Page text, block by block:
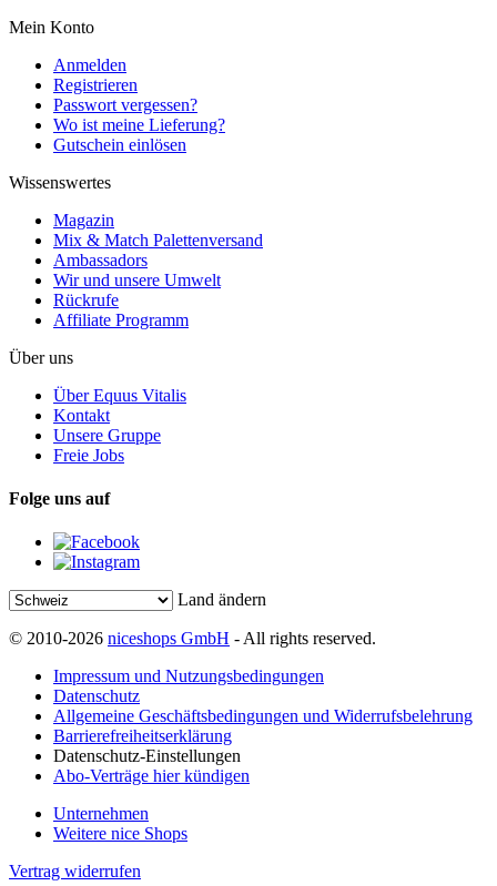
Mein Konto
Anmelden
Registrieren
Passwort vergessen?
Wo ist meine Lieferung?
Gutschein einlösen
Wissenswertes
Magazin
Mix & Match Palettenversand
Ambassadors
Wir und unsere Umwelt
Rückrufe
Affiliate Programm
Über uns
Über Equus Vitalis
Kontakt
Unsere Gruppe
Freie Jobs
Folge uns auf
Land ändern
© 2010-2026 niceshops GmbH - All rights reserved.
Impressum und Nutzungsbedingungen
Datenschutz
Allgemeine Geschäftsbedingungen und Widerrufsbelehrung
Barrierefreiheitserklärung
Datenschutz-Einstellungen
Abo-Verträge hier kündigen
Unternehmen
Weitere nice Shops
Vertrag widerrufen